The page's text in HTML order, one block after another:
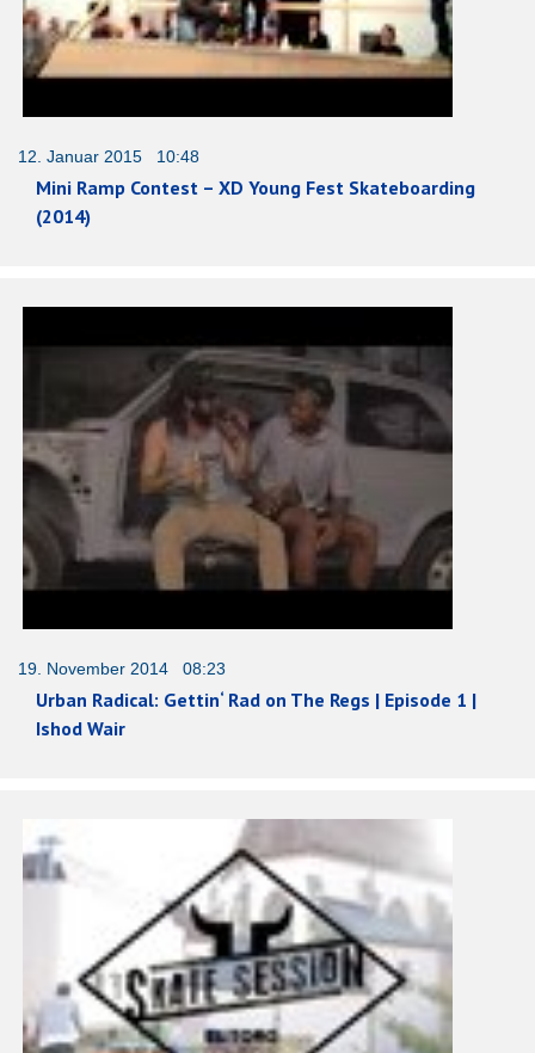
12. Januar 2015 10:48
Mini Ramp Contest – XD Young Fest Skateboarding
(2014)
19. November 2014 08:23
Urban Radical: Gettin‘ Rad on The Regs | Episode 1 |
Ishod Wair